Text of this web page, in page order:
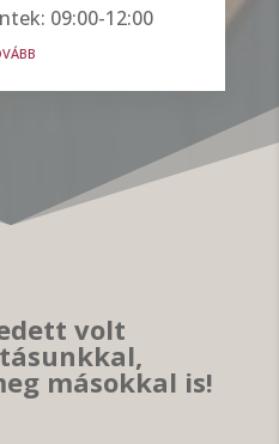
09:00-12:00
volt
másokkal is!